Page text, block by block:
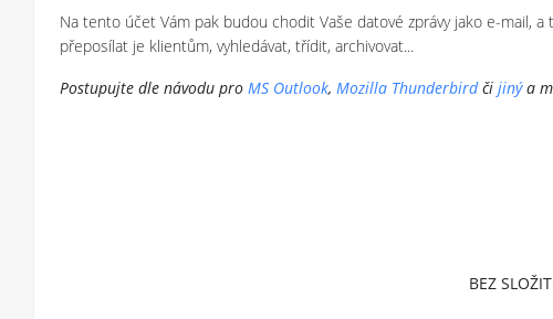
Na tento účet Vám pak budou chodit Vaše datové zprávy jako e-mail,
přeposílat je klientům, vyhledávat, třídit, archivovat...
Postupujte dle návodu pro MS Outlook, Mozilla Thunderbirdči jinýa
BEZ